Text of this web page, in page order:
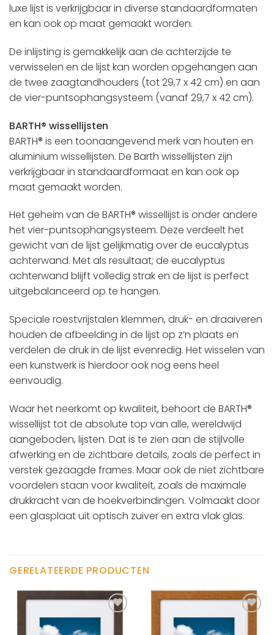
luxe lijst is verkrijgbaar in diverse standaardformaten
en kan ook op maat gemaakt worden.
De inlijsting is gemakkelijk aan de achterzijde te
verwisselen en de lijst kan worden opgehangen aan
de twee zaagtandhouders (tot 29,7 x 42 cm) en aan
de vier-puntsophangsysteem (vanaf 29,7 x 42 cm).
BARTH® wissellijsten
BARTH® is een toonaangevend merk van houten en
aluminium wissellijsten. De Barth wissellijsten zijn
verkrijgbaar in standaardformaat en kan ook op
maat gemaakt worden.
Het geheim van de BARTH® wissellijst is onder andere
het vier-puntsophangsysteem. Deze verdeelt het
gewicht van de lijst gelijkmatig over de eucalyptus
achterwand. Met als resultaat; de eucalyptus
achterwand blijft volledig strak en de lijst is perfect
uitgebalanceerd op te hangen.
Speciale roestvrijstalen klemmen, druk- en draaiveren
houden de afbeelding in de lijst op z’n plaats en
verdelen de druk in de lijst evenredig. Het wisselen van
een kunstwerk is hierdoor ook nog eens heel
eenvoudig.
Waar het neerkomt op kwaliteit, behoort de BARTH®
wissellijst tot de absolute top van alle, wereldwijd
aangeboden, lijsten. Dat is te zien aan de stijlvolle
afwerking en de zichtbare details, zoals de perfect in
verstek gezaagde frames. Maar ook de niet zichtbare
voordelen staan voor kwaliteit, zoals de maximale
drukkracht van de hoekverbindingen. Volmaakt door
een glasplaat uit optisch zuiver en extra vlak glas.
GERELATEERDE PRODUCTEN